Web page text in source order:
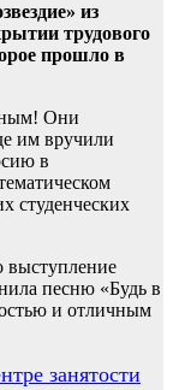
из
трудового
прошло в
Они
им вручили
в
студенческих
выступление
песню «Будь в
и отличным
занятости